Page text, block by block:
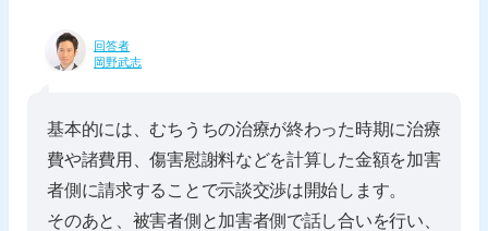
回答者
岡野武志
基本的には、むちうちの治療が終わった時期に治療
費や諸費用、傷害慰謝料などを計算した金額を加害
者側に請求することで示談交渉は開始します。
そのあと、被害者側と加害者側で話し合いを行い、